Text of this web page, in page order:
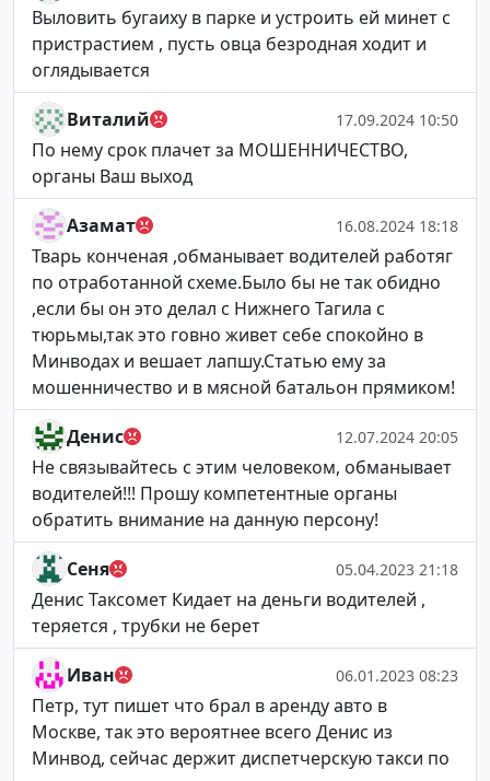
Выловить бугаиху в парке и устроить ей минет с
пристрастием , пусть овца безродная ходит и
оглядывается
Виталий 17.09.2024 10:50
По нему срок плачет за МОШЕННИЧЕСТВО,
органы Ваш выход
Азамат 16.08.2024 18:18
Тварь конченая ,обманывает водителей работяг
по отработанной схеме.Было бы не так обидно
,если бы он это делал с Нижнего Тагила с
тюрьмы,так это говно живет себе спокойно в
Минводах и вешает лапшу.Статью ему за
мошенничество и в мясной батальон прямиком!
Денис 12.07.2024 20:05
Не связывайтесь с этим человеком, обманывает
водителей!!! Прошу компетентные органы
обратить внимание на данную персону!
Сеня 05.04.2023 21:18
Денис Таксомет Кидает на деньги водителей ,
теряется , трубки не берет
Иван 06.01.2023 08:23
Петр, тут пишет что брал в аренду авто в
Москве, так это вероятнее всего Денис из
Минвод, сейчас держит диспетчерскую такси по